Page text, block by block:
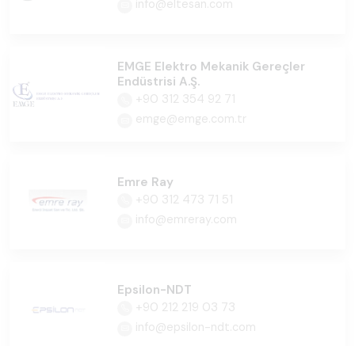
info@eltesan.com
EMGE Elektro Mekanik Gereçler
Endüstrisi A.Ş.
+90 312 354 92 71
emge@emge.com.tr
Emre Ray
+90 312 473 71 51
info@emreray.com
Epsilon-NDT
+90 212 219 03 73
info@epsilon-ndt.com